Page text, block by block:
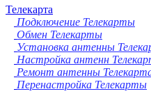
Телекарта
Подключение Телекарты
Обмен Телекарты
Установка антенны
Настройка антенн
Ремонт антенны
Перенастройка Телекарты